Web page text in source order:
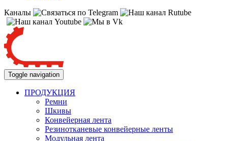
Каналы
Toggle navigation
ПРОДУКЦИЯ
Ремни
Шкивы
Конвейерная лента
Резинотканевые конвейерные ленты
Модульная лента